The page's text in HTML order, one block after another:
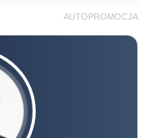
AUTOPROMOCJA